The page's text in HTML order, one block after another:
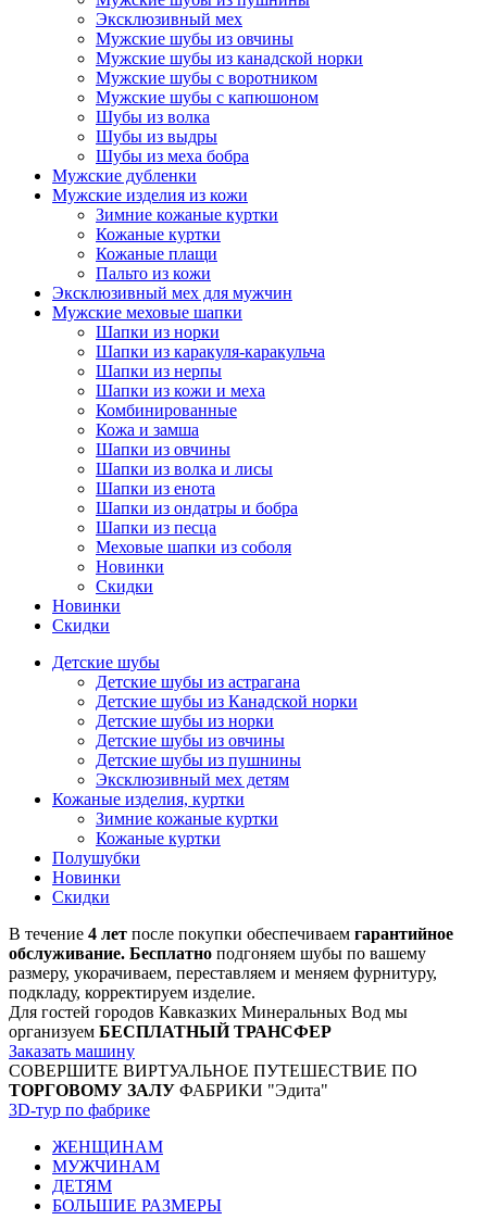
Эксклюзивный мех
Мужские шубы из овчины
Мужские шубы из канадской норки
Мужские шубы с воротником
Мужские шубы с капюшоном
Шубы из волка
Шубы из выдры
Шубы из меха бобра
Мужские дубленки
Мужские изделия из кожи
Зимние кожаные куртки
Кожаные куртки
Кожаные плащи
Пальто из кожи
Эксклюзивный мех для мужчин
Мужские меховые шапки
Шапки из норки
Шапки из каракуля-каракульча
Шапки из нерпы
Шапки из кожи и меха
Комбинированные
Кожа и замша
Шапки из овчины
Шапки из волка и лисы
Шапки из енота
Шапки из ондатры и бобра
Шапки из песца
Меховые шапки из соболя
Новинки
Скидки
Новинки
Скидки
Детские шубы
Детские шубы из астрагана
Детские шубы из Канадской норки
Детские шубы из норки
Детские шубы из овчины
Детские шубы из пушнины
Эксклюзивный мех детям
Кожаные изделия, куртки
Зимние кожаные куртки
Кожаные куртки
Полушубки
Новинки
Скидки
В течение 4 лет после покупки обеспечиваем гарантийное
обслуживание. Бесплатно подгоняем шубы по вашему
размеру, укорачиваем, переставляем и меняем фурнитуру,
подкладу, корректируем изделие.
Для гостей городов Кавказких Минеральных Вод мы
организуем БЕСПЛАТНЫЙ ТРАНСФЕР
Заказать машину
СОВЕРШИТЕ ВИРТУАЛЬНОЕ ПУТЕШЕСТВИЕ ПО
ТОРГОВОМУ ЗАЛУ ФАБРИКИ "Эдита"
3D-тур по фабрике
ЖЕНЩИНАМ
МУЖЧИНАМ
ДЕТЯМ
БОЛЬШИЕ РАЗМЕРЫ